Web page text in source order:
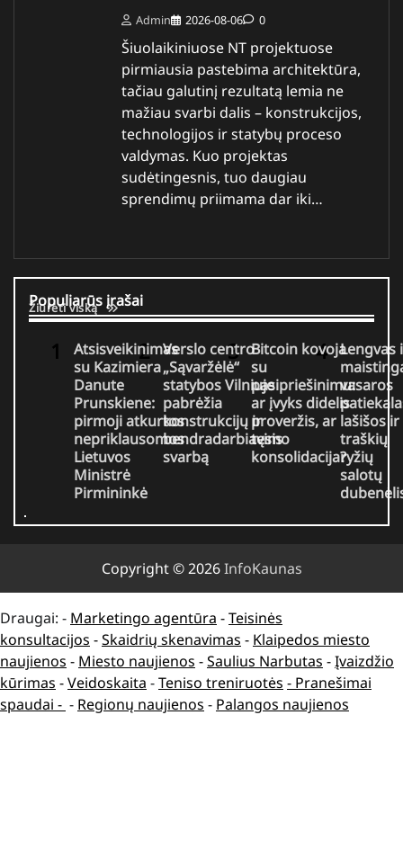
Admin 2026-08-06 0
Šiuolaikiniuose NT projektuose
pirmiausia pastebima architektūra,
tačiau galutinį rezultatą lemia ne
mažiau svarbi dalis – konstrukcijos,
technologijos ir statybų proceso
valdymas. Kuo projektas
sudėtingesnis, tuo daugiau
sprendimų priimama dar iki…
Populiarūs įrašai
Žiūrėti viską
Atsisveikinimas
su Kazimiera
Danute
Prunskiene:
pirmoji atkurtos
nepriklausomos
Lietuvos
Ministrė
Pirmininkė
Verslo centro
„Sąvaržėlė“
statybos Vilniuje
pabrėžia
konstrukcijų ir
bendradarbiavimo
svarbą
Bitcoin kovoja
su
pasipriešinimu:
ar įvyks didelis
proveržis, ar
tęsis
konsolidacija?
Lengvas
vasaros
lašišos ir
traškių
ryžių
salotų
Copyright © 2026InfoKaunas
Draugai: - Marketingo agentūra -Teisinės
konsultacijos -Skaidrių skenavimas - Klaipedos miesto
naujienos - Miesto naujienos -Saulius Narbutas -Įvaizdžio
kūrimas -Veidoskaita -Teniso treniruotės - Pranešimai
spaudai - - Regionų naujienos - Palangos naujienos